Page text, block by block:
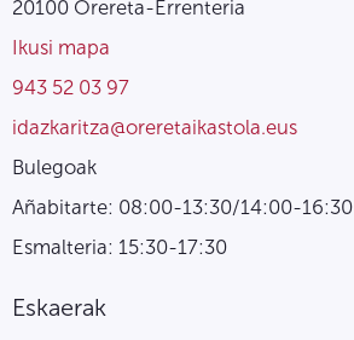
20100 Orereta-Errenteria
Ikusi mapa
943 52 03 97
idazkaritza@oreretaikastola.eus
Bulegoak
Añabitarte: 08:00-13:30/14:00-16:30
Esmalteria: 15:30-17:30
Eskaerak